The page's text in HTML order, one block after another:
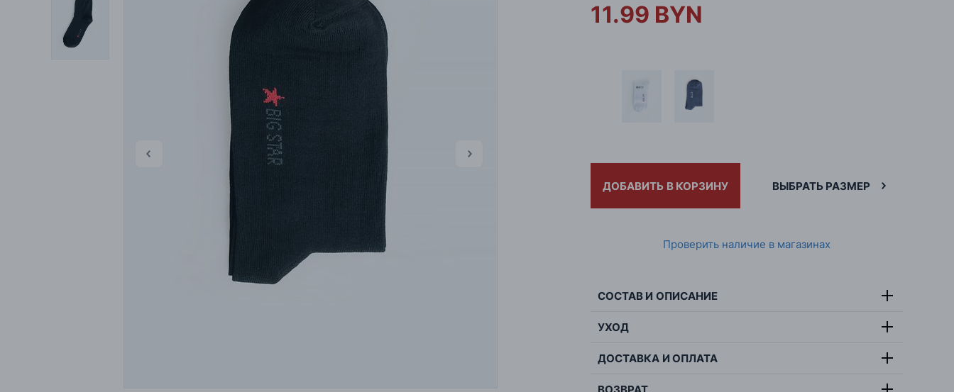
11.99 BYN
ДОБАВИТЬ В КОРЗИНУ ВЫБРАТЬ РАЗМЕР
Проверить наличие в магазинах
СОСТАВ И ОПИСАНИЕ
Страна:
УХОД
Максимальная температура стирки 30 градусов,
ДОСТАВКА И ОПЛАТА
ВОЗВРАТ